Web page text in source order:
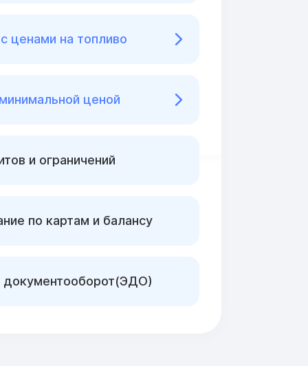
ценами на топливо
ценой
и ограничений
по картам и балансу
документооборот(ЭДО)